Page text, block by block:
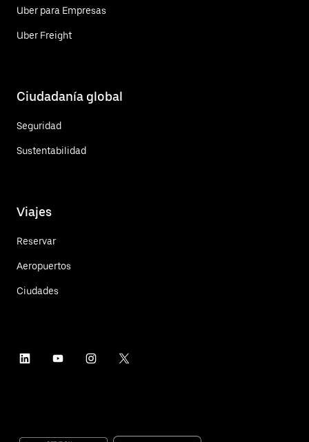
Uber para Empresas
Uber Freight
Ciudadanía global
Seguridad
Sustentabilidad
Viajes
Reservar
Aeropuertos
Ciudades